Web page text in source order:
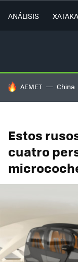
ANÁLISIS
HOY SE HABLA DE
AEMET China
Estos
cuatro